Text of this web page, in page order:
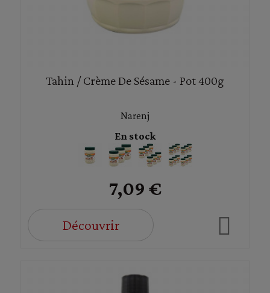
Tahin / Crème De Sésame - Pot 400g
Narenj
En stock
7,09 €
Découvrir